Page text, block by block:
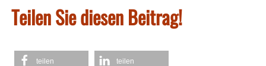
Teilen Sie diesen Beitrag!
teilen teilen